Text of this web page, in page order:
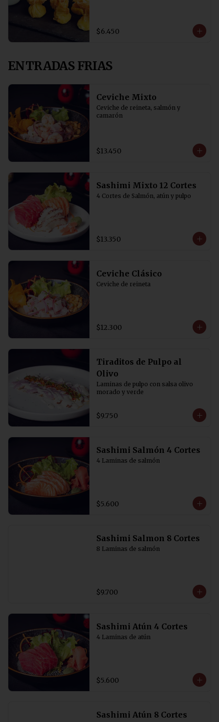
$6.450
ENTRADAS FRIAS
Ceviche Mixto
Ceviche de reineta, salmón y
camarón
$13.450
Sashimi Mixto 12 Cortes
4 Cortes de Salmón, atún y pulpo
$13.350
Ceviche Clásico
Ceviche de reineta
$12.300
Tiraditos de Pulpo al
Olivo
Laminas de pulpo con salsa olivo
morado y verde
$9.750
Sashimi Salmón 4 Cortes
4 Laminas de salmón
$5.600
Sashimi Salmon 8 Cortes
8 Laminas de salmón
$9.700
Sashimi Atún 4 Cortes
4 Laminas de atún
$5.600
Sashimi Atún 8 Cortes